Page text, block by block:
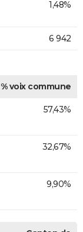
1,48%
6 942
% voix commune
57,43%
32,67%
9,90%